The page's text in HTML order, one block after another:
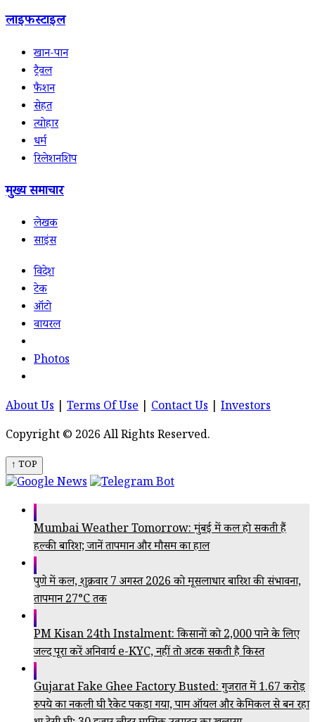
लाइफस्टाइल
खान-पान
ट्रैवल
फैशन
सेहत
त्योहार
धर्म
रिलेशनशिप
मुख्य समाचार
लेखक
साइंस
विदेश
टेक
ऑटो
वायरल
Photos
About Us Terms Of Use Contact Us
Investors
Copyright © 2026 All Rights Reserved.
↑ TOP
Mumbai Weather Tomorrow: मुंबई में कल हो सकती हैं
हल्की बारिश; जानें तापमान और मौसम का हाल
पुणे में कल, शुक्रवार 7 अगस्त 2026 को मूसलाधार बारिश की संभावना,
तापमान 27°C तक
PM Kisan 24th Instalment: किसानों को ₹2,000 पाने के लिए
जल्द पूरा करें अनिवार्य e-KYC, नहीं तो अटक सकती है किस्त
Gujarat Fake Ghee Factory Busted: गुजरात में 1.67 करोड़
रुपये का नकली घी रैकेट पकड़ा गया, पाम ऑयल और केमिकल से बन रहा